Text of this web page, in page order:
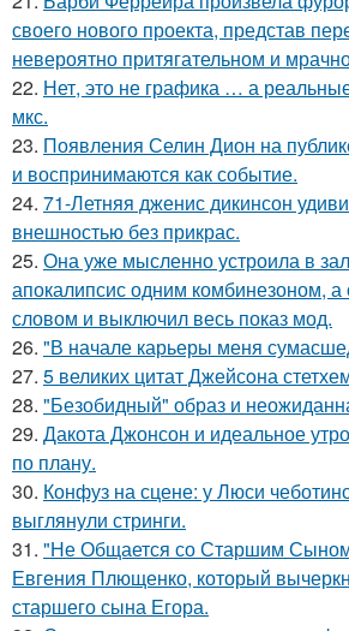
своего нового проекта, представ
невероятно притягательном и
22. Нет, это не графика … а
мкс.
23. Появления Селин Дион на
и воспринимаются как событие.
24. 71-Летняя дженис дикинсон
внешностью без прикрас.
25. Она уже мысленно устроила в
апокалипсис одним комбинезоном,
словом и выключил весь показ мод.
26. "В начале карьеры меня
27. 5 великих цитат Джейсoна
28. "Безобидный" образ и
29. Дакота Джонсон и идеальное
по плану.
30. Конфуз на сцене: у Люси
выглянули стринги.
31. "Не Общается со Старшим
Евгения Плющенко, который
старшего сына Егора.